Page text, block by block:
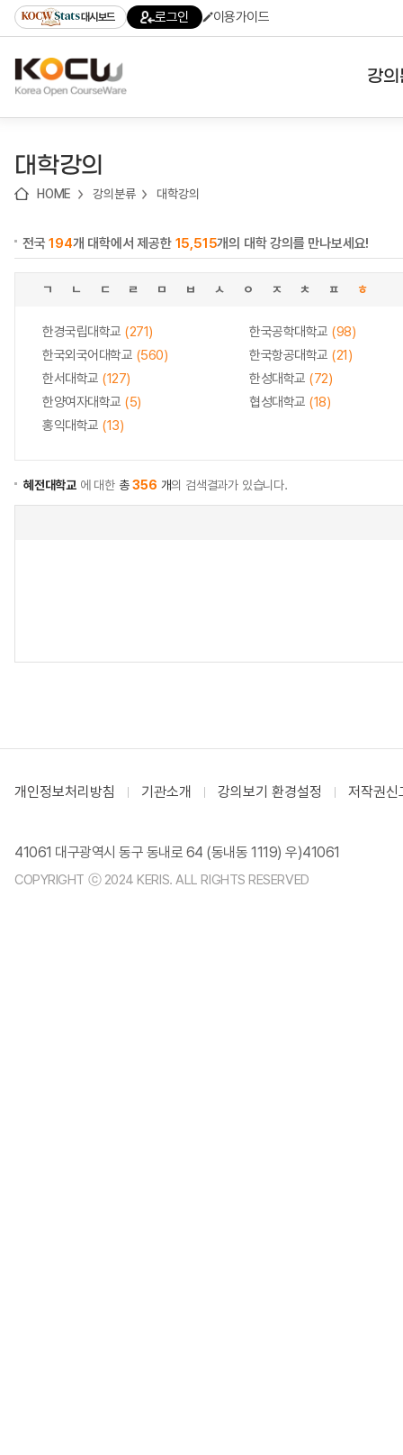
기
기
기
content)
가
대시보드 로그인 이용가이드
강
대학강의
HOME 강의분류 대학강의
전국194개 대학에서 제공한 15,515개의 대학 강의를 만나보세요!
ㄱ ㄴ ㄷ ㄹ ㅁ ㅂ ㅅ ㅇ ㅈ ㅊ ㅍ ㅎ
한경국립대학교 (271) 한국공학대학교 (98)
한국외국어대학교 (560) 한국항공대학교 (21)
한서대학교 (127) 한성대학교 (72)
한양여자대학교 (5) 협성대학교 (18)
홍익대학교 (13)
혜전대학교 에 대한 총356 개의 검색결과가 있습니다.
개인정보처리방침 기관소개 강의보기 환경설정 저작권신
41061 대구광역시 동구 동내로 64 (동내동 1119) 우)41061
COPYRIGHT ⓒ 2024 KERIS. ALL RIGHTS RESERVED